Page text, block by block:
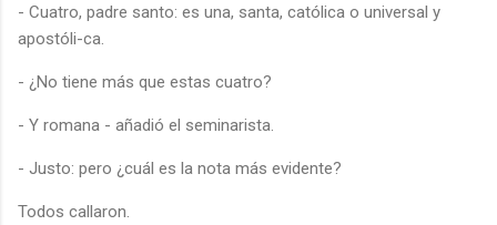
- Cuatro, padre santo: es una, santa, católica o universal y
apostóli-ca.
- ¿No tiene más que estas cuatro?
- Y romana - añadió el seminarista.
- Justo: pero ¿cuál es la nota más evidente?
Todos callaron.